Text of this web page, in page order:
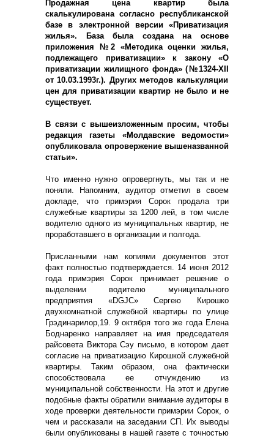
Продажная цена квартир была
скалькулирована согласно республиканской
базе в электронной версии «Приватизация
жилья». База была создана на основе
приложения №2 «Методика оценки жилья,
подлежащего приватизации» к закону «О
приватизации жилищного фонда» (№1324-XII
от 10.03.1993г.). Других методов калькуляции
цен для приватизации квартир не было и не
существует.
В связи с вышеизложенным просим, чтобы
редакция газеты «Молдавские ведомости»
опубликовала опровержение вышеназванной
статьи».
Что именно нужно опровергнуть, мы так и не
поняли. Напомним, аудитор отметил в своем
докладе, что примэрия Сорок продала три
служебные квартиры за 1200 лей, в том числе
водителю одного из муниципальных квартир, не
проработавшего в организации и полгода.
Присланными нам копиями документов этот
факт полностью подтверждается. 14 июня 2012
года примэрия Сорок принимает решение о
выделении водителю муниципального
предприятия «DGJC» Сергею Кирошко
двухкомнатной служебной квартиры по улице
Грэдинарилор,19. 9 октября того же года Елена
Боднаренко направляет на имя председателя
райсовета Виктора Сэу письмо, в котором дает
согласие на приватизацию Кирошкой служебной
квартиры. Таким образом, она фактически
способствовала ее отчуждению из
муниципальной собственности. На этот и другие
подобные факты обратили внимание аудиторы в
ходе проверки деятельности примэрии Сорок, о
чем и рассказали на заседании СП. Их выводы
были опубликованы в нашей газете с точностью